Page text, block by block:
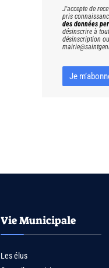
J'accepte de
pris
des données
désinscrire à
désinscription
Vie Municipale
Les élus